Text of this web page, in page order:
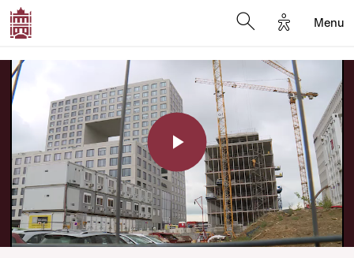
Options
Menu
Play
Video